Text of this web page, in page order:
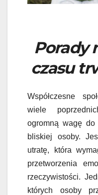
Porady
czasu
Współczesne
wiele
ogromną wagę do
bliskiej osoby.
utratę, która
przetworzenia
rzeczywistości.
których osoby